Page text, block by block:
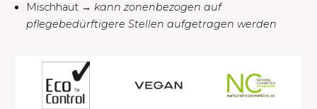
Mischhaut→ kann zonenbezogen auf
pflegebedürftigere Stellen aufgetragen werden​